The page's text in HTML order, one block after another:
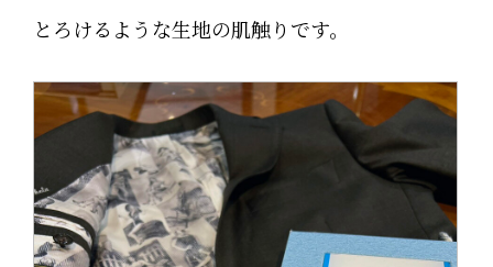
とろけるような生地の肌触りです。